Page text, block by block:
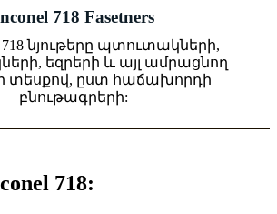
718 Fasetners
718 նյութերը պտուտակների,
եզրերի և այլ ամրացնող
տեսքով, ըստ հաճախորդի
բնութագրերի:
718: